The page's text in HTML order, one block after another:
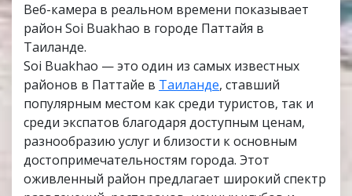
Веб-камера в реальном времени показывает
район Soi Buakhao в городе Паттайя в
Таиланде.
Soi Buakhao — это один из самых известных
районов в Паттайе в Таиланде, ставший
популярным местом как среди туристов, так и
среди экспатов благодаря доступным ценам,
разнообразию услуг и близости к основным
достопримечательностям города. Этот
оживленный район предлагает широкий спектр